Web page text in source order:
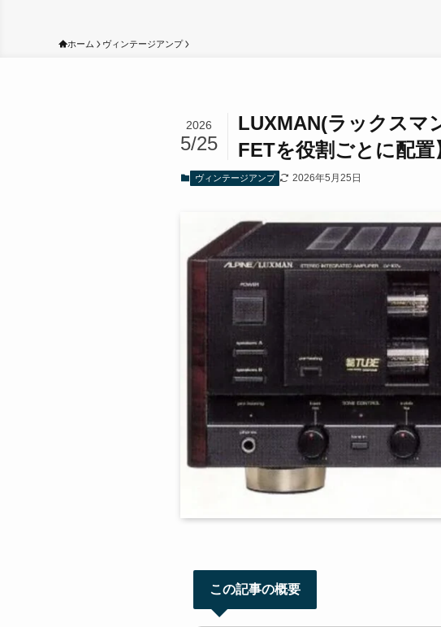
ホーム ヴィンテージアンプ
LUXMAN(ラックスマ
FETを役割ごとに配置
2026
5/25
ヴィンテージアンプ 2026年5月25日
この記事の概要